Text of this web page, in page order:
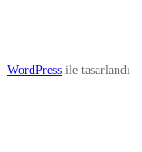
WordPress ile tasarlandı